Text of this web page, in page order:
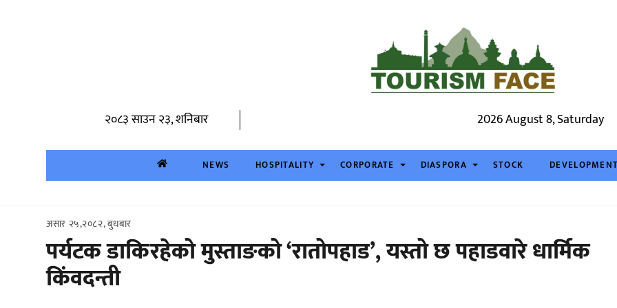
२०८३ साउन २३, शनिबार 2026 August 8, Saturday
NEWS HOSPITALITY CORPORATE DIASPORA STOCK DEVELOPMENT
असार २५,२०८२, बुधबार
पर्यटक डाकिरहेको मुस्ताङको ‘रातोपहाड’, यस्तो छ पहाडवारे धार्मिक
किंवदन्ती